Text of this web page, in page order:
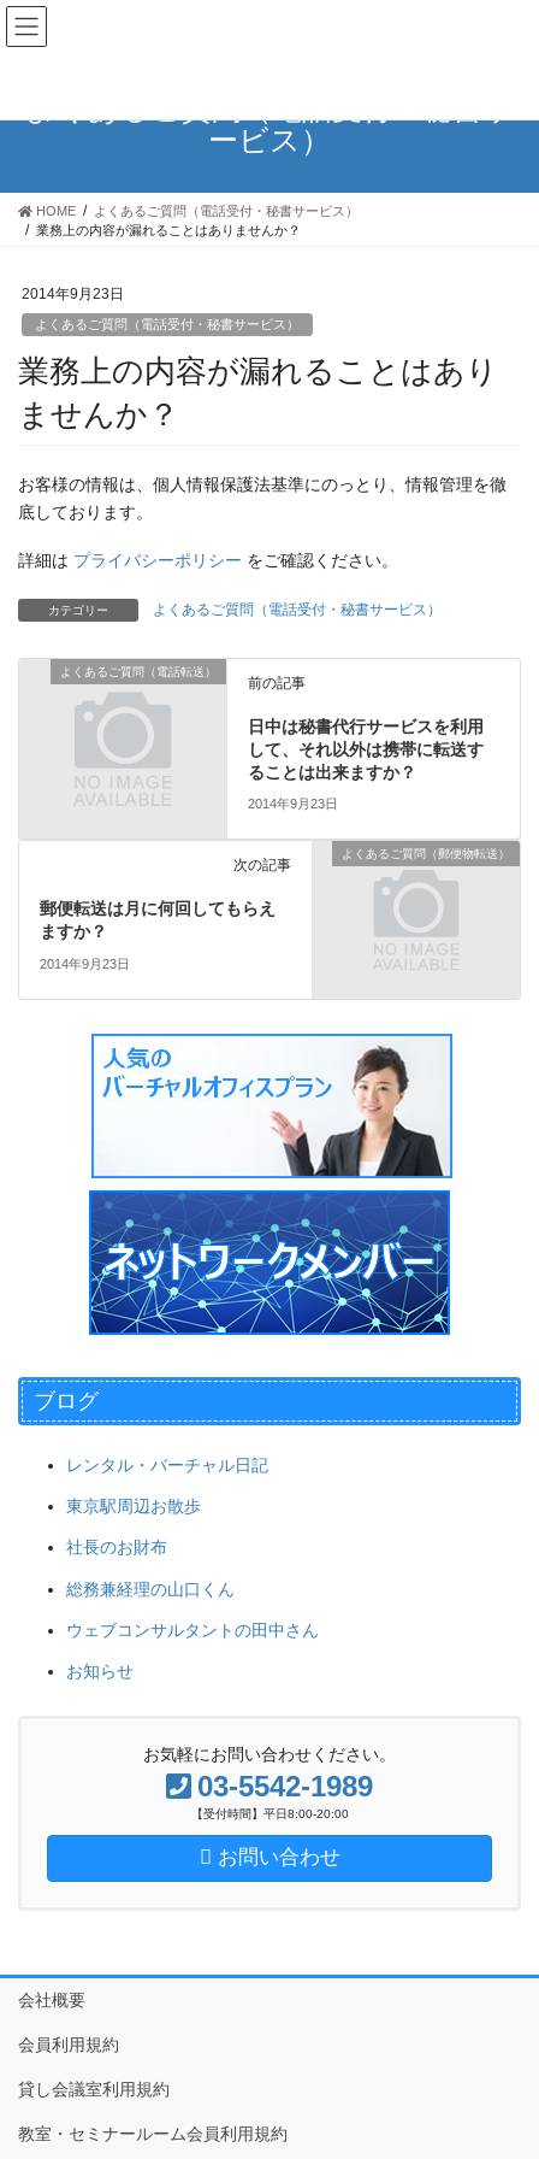
ービス）
HOME
よくあるご質問（電話受付・秘書サービス）
業務上の内容が漏れることはありませんか？
2014年9月23日
よくあるご質問（電話受付・秘書サービス）
業務上の内容が漏れることはあり
ませんか？
お客様の情報は、個人情報保護法基準にのっとり、情報管理を徹
底しております。
詳細は プライバシーポリシー をご確認ください。
カテゴリー よくあるご質問（電話受付・秘書サービス）
よくあるご質問（電話転送）
前の記事
日中は秘書代行サービスを利用
して、それ以外は携帯に転送す
ることは出来ますか？
2014年9月23日
よくあるご質問（郵便物転送）
次の記事
郵便転送は月に何回してもらえ
ますか？
2014年9月23日
ブログ
レンタル・バーチャル日記
東京駅周辺お散歩
社長のお財布
総務兼経理の山口くん
ウェブコンサルタントの田中さん
お知らせ
お気軽にお問い合わせください。
03-5542-1989
【受付時間】平日8:00-20:00
お問い合わせ
会社概要
会員利用規約
貸し会議室利用規約
教室・セミナールーム会員利用規約